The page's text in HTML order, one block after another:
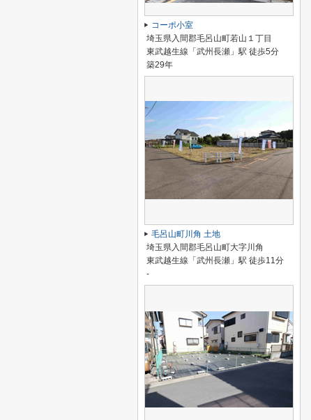
コーポ小室
埼玉県入間郡毛呂山町若山１丁目
東武越生線「武州長瀬」駅 徒歩5分
築29年
毛呂山町川角 土地
埼玉県入間郡毛呂山町大字川角
東武越生線「武州長瀬」駅 徒歩11分
-